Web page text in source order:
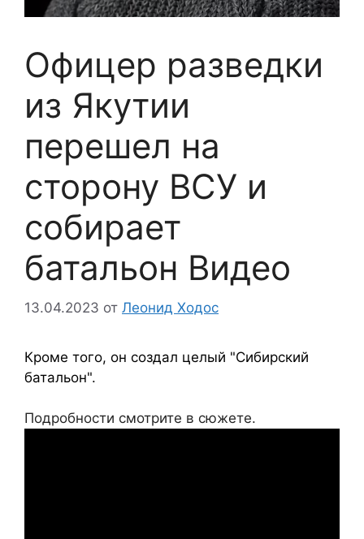
Офицер разведки
из Якутии
перешел на
сторону ВСУ и
собирает
батальон Видео
13.04.2023 от Леонид Ходос
Кроме того, он создал целый "Сибирский
батальон".
Подробности смотрите в сюжете.